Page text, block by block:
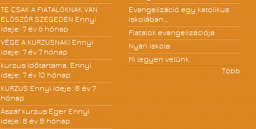
TE CSAK A FIATALÓKNAK VAN
ELÖSZÖR SZEGEDEN Ennyi
ideje: 7 év 6 hónap
VÉGE A KURZUSNAK! Ennyi
ideje: 7 év 7 hónap
kurzus időtartama. Ennyi
ideje: 7 év 10 hónap
KURZUS Ennyi ideje: 8 év 7
hónap
Ászáf kurzus Eger Ennyi
ideje: 8 év 8 hónap
Evangelizáció egy katolikus
iskolában...
Fiatalok evangelizációja
Nyári iskola
Mi legyen velünk
Több